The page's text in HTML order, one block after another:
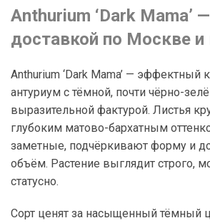
Anthurium ‘Dark Mama’
доставкой по Москве и
Anthurium ‘Dark Mama’ — эффектный
антуриум с тёмной, почти чёрно-
выразительной фактурой. Листья
глубоким матово-бархатным
заметные, подчёркивают форму и
объём. Растение выглядит строго,
статусно.
Сорт ценят за насыщенный тёмный